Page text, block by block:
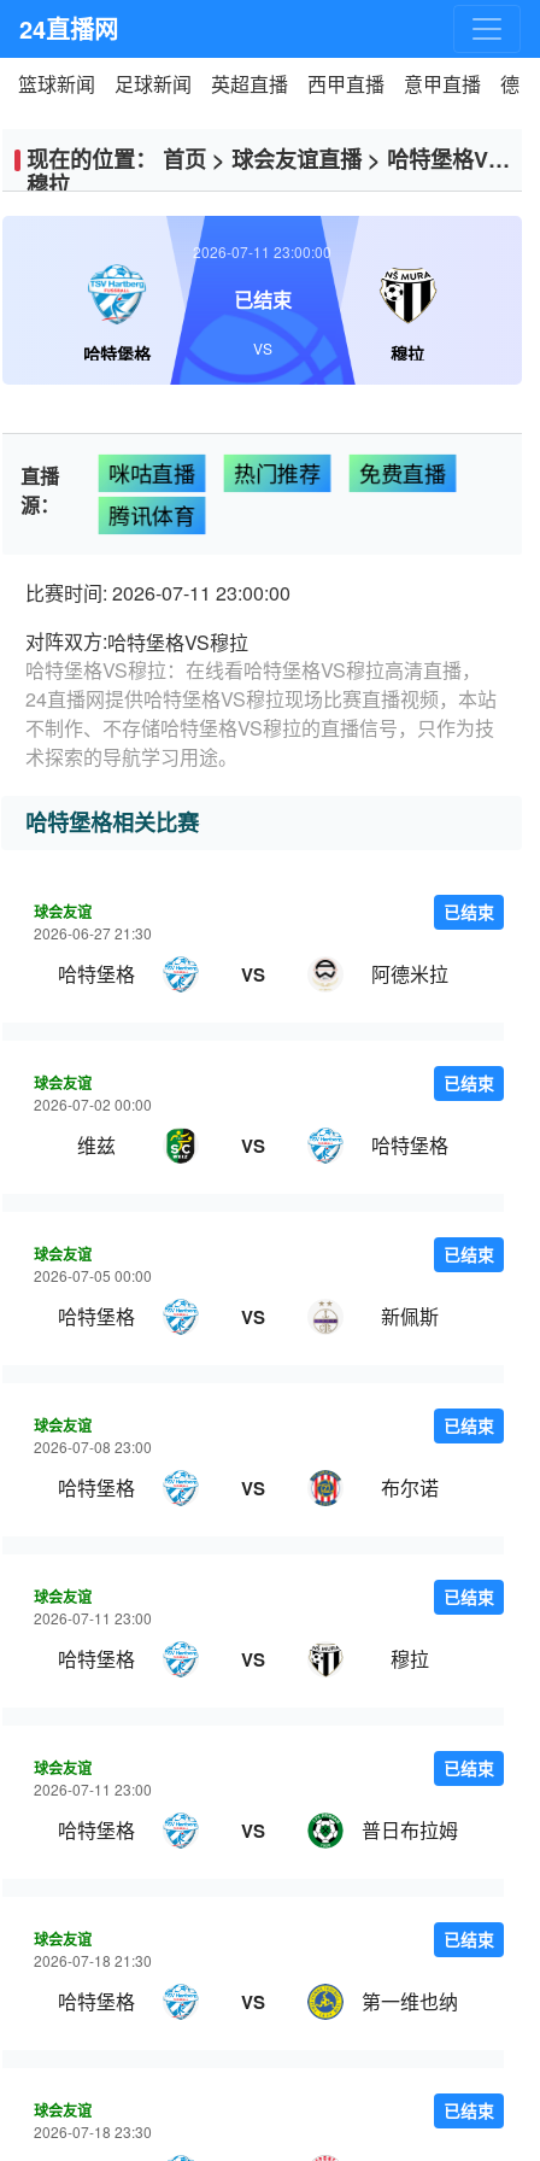
24直播网
篮球新闻 足球新闻 英超直播 西甲直播 意甲直播 德
现在的位置： 首页 > 球会友谊直播> 哈特堡格VS
穆拉
哈特堡格 穆拉
2026-07-11 23:00:00
已结束
VS
直播
源：
咪咕直播 热门推荐 免费直播
腾讯体育
比赛时间: 2026-07-11 23:00:00
对阵双方:哈特堡格VS穆拉
哈特堡格VS穆拉：在线看哈特堡格VS穆拉高清直播，
24直播网提供哈特堡格VS穆拉现场比赛直播视频，本站
不制作、不存储哈特堡格VS穆拉的直播信号，只作为技
术探索的导航学习用途。
哈特堡格相关比赛
球会友谊
2026-06-27 21:30
哈特堡格 VS 阿德米拉
已结束
球会友谊
2026-07-02 00:00
维兹 VS 哈特堡格
已结束
球会友谊
2026-07-05 00:00
哈特堡格 VS 新佩斯
已结束
球会友谊
2026-07-08 23:00
哈特堡格 VS 布尔诺
已结束
球会友谊
2026-07-11 23:00
哈特堡格 VS 穆拉
已结束
球会友谊
2026-07-11 23:00
哈特堡格 VS 普日布拉姆
已结束
球会友谊
2026-07-18 21:30
哈特堡格 VS 第一维也纳
已结束
球会友谊
2026-07-18 23:30
已结束